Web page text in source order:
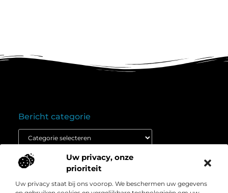
Uw privacy, onze
prioriteit
Uw privacy staat bij ons voorop. We beschermen uw gegevens
Over
” Het platform voor slimme inzichten en
Onze informatie
Bericht categorie